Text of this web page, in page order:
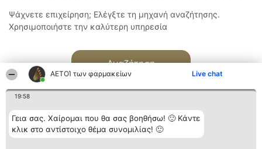
ΑΕΤΟΊ των φαρμακείων Live chat
19:58
Γεια σας. Χαίρομαι που θα σας βοηθήσω! 🙂 Κάντε
κλικ στο αντίστοιχο θέμα συνομιλίας! 🙂
Ψάχνετε επιχείρηση; Ελέγξτε τη μηχανή αναζήτησης.
Χρησιμοποιήστε την καλύτερη υπηρεσία
Αναζήτηση